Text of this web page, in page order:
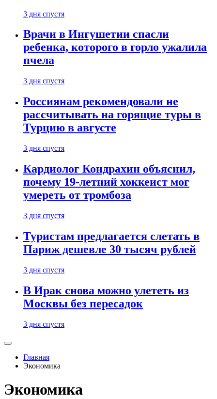
3 дня спустя
Врачи в Ингушетии спасли
ребенка, которого в горло ужалила
пчела
3 дня спустя
Россиянам рекомендовали не
рассчитывать на горящие туры в
Турцию в августе
3 дня спустя
Кардиолог Кондрахин объяснил,
почему 19-летний хоккеист мог
умереть от тромбоза
3 дня спустя
Туристам предлагается слетать в
Париж дешевле 30 тысяч рублей
3 дня спустя
В Ирак снова можно улететь из
Москвы без пересадок
3 дня спустя
Главная
Экономика
Экономика